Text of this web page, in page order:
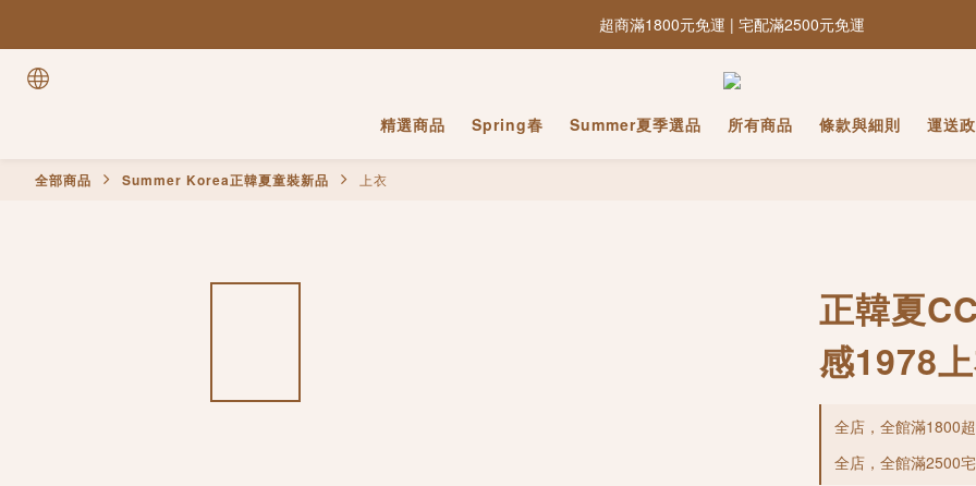
超商滿1800元免運 | 宅配滿2500元免運
精選商品 Spring春 Summer夏季選品 所有商品 條款與細則 運送
全部商品 Summer Korea正韓夏童裝新品 上衣
正韓夏
感1978
全店，全館滿1800
全店，全館滿2500